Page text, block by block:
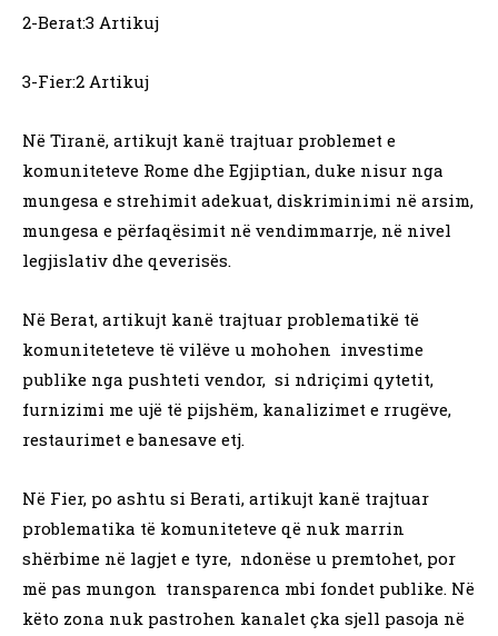
2-Berat:3 Artikuj
3-Fier:2 Artikuj
Në Tiranë, artikujt kanë trajtuar problemet e
komuniteteve Rome dhe Egjiptian, duke nisur nga
mungesa e strehimit adekuat, diskriminimi në arsim,
mungesa e përfaqësimit në vendimmarrje, në nivel
legjislativ dhe qeverisës.
Në Berat, artikujt kanë trajtuar problematikë të
komuniteteteve të vilëve u mohohen investime
publike nga pushteti vendor, si ndriçimi qytetit,
furnizimi me ujë të pijshëm, kanalizimet e rrugëve,
restaurimet e banesave etj.
Në Fier, po ashtu si Berati, artikujt kanë trajtuar
problematika të komuniteteve që nuk marrin
shërbime në lagjet e tyre, ndonëse u premtohet, por
më pas mungon transparenca mbi fondet publike. Në
këto zona nuk pastrohen kanalet çka sjell pasoja në